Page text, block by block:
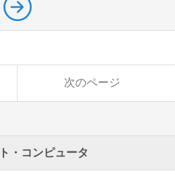
次のページ
・コンピュータ